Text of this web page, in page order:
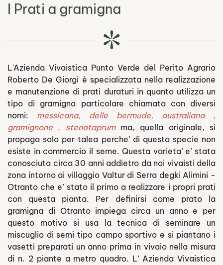
I Prati a gramigna
L'Azienda Vivaistica Punto Verde del Perito Agrario
Roberto De Giorgi è specializzata nella realizzazione
e manutenzione di prati duraturi in quanto utilizza un
tipo di gramigna particolare chiamata con diversi
nomi: messicana, delle bermude, australiana ,
gramignone , stenotaprumma, quella originale, si
propaga solo per talea perche’ di questa specie non
esiste in commercio il seme. Questa varieta’ e’ stata
conosciuta circa 30 anni addietro da noi vivaisti della
zona intorno ai villaggio Valtur di Serra degki Alimini -
Otranto che e’ stato il primo a realizzare i propri prati
con questa pianta. Per definirsi come prato la
gramigna di Otranto impiega circa un anno e per
questo motivo si usa la tecnica di seminare un
miscuglio di semi tipo campo sportivo e si piantano i
vasetti preparati un anno prima in vivaio nella misura
di n. 2 piante a metro quadro. L’ Azienda Vivaistica